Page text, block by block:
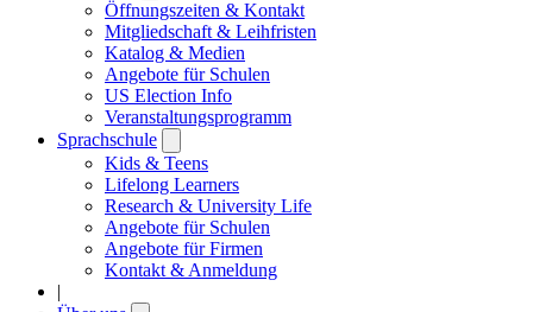
submenu
Öffnungszeiten & Kontakt
Mitgliedschaft & Leihfristen
Katalog & Medien
Angebote für Schulen
US Election Info
Veranstaltungsprogramm
Sprachschule
submenu
Kids & Teens
Lifelong Learners
Research & University Life
Angebote für Schulen
Angebote für Firmen
Kontakt & Anmeldung
|